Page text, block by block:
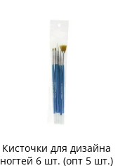
Кисточки для дизайна
ногтей 6 шт. (опт 5 шт.)